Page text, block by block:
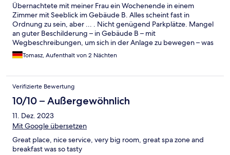
Übernachtete mit meiner Frau ein Wochenende in einem
Zimmer mit Seeblick im Gebäude B. Alles scheint fast in
Ordnung zu sein, aber ... . Nicht genügend Parkplätze. Mangel
an guter Beschilderung – in Gebäude B – mit
Wegbeschreibungen, um sich in der Anlage zu bewegen – was
in den ersten Morgenstunden nicht einfach war. Der Fußweg
von Gebäude B nach A – wo sich das Frühstücksrestaurant
nichts Besonderes. Zimmer sauber, modern. Das bestellte und
bezahlte Zimmer mit Doppelbett war offenbar nicht verfügbar -
wir bekamen ein Zimmer mit getrennten Betten. SPA - ca.
Fintess Center relativ klein. Der Preis von 230 Euro pro Nacht ist
– verglichen mit anderen Einrichtungen in Europa in dieser
Klasse oder besser – der Qualität nicht angemessen. Wir
Tomasz, Aufenthalt von 2 Nächten
Verifizierte Bewertung
10/10 – Außergewöhnlich
11. Dez. 2023
Mit Google übersetzen
Great place, nice service, very big room, great spa zone and
breakfast was so tasty